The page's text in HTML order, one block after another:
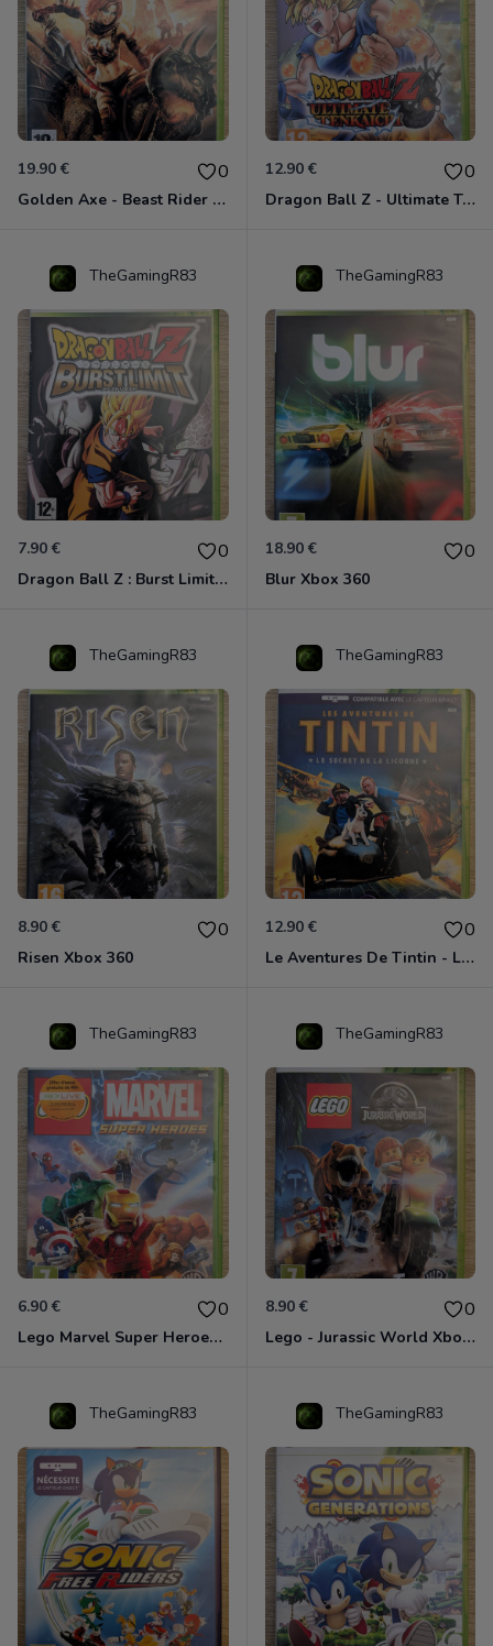
19.90 € 0
Golden Axe - Beast Rider Xbox 360
12.90 € 0
Dragon Ball Z - Ultimate Tenkaichi Xbox 360
TheGamingR83
7.90 € 0
Dragon Ball Z : Burst Limit Xbox 360
TheGamingR83
18.90 € 0
Blur Xbox 360
TheGamingR83
8.90 € 0
Risen Xbox 360
TheGamingR83
12.90 € 0
Le Aventures De Tintin - Le Secret De La Licorne Xbox 360
TheGamingR83
6.90 € 0
Lego Marvel Super Heroes Xbox 360
TheGamingR83
8.90 € 0
Lego - Jurassic World Xbox 360
TheGamingR83 TheGamingR83